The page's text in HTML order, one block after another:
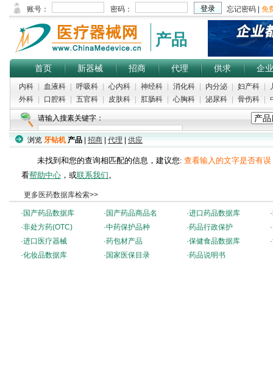
产品
首页 新器械 招商 代理 供求 企业
内科 血液科 呼吸科 心内科 神经科 消化科 内分泌 妇产科
外科
口腔科 五官科 皮肤科 肛肠科 心胸科 泌尿科 骨伤科
请输入搜素关键字：
浏览 牙钻机 产品 招商 代理 供应
未找到和您的查询相匹配的信息，建议您: 查看输入的文字是否有误
看帮助中心 ，或联系我们。
更多医药数据库检索>>
· 国产药品数据库 · 国产药品商品名 ·进口药品数据库 ·
·非处方药(OTC) ·中药保护品种 ·药品行政保护 ·
·进口医疗器械 ·药包材产品 ·保健食品数据库 ·
·化妆品数据库 · 国家医保目录 ·药品说明书